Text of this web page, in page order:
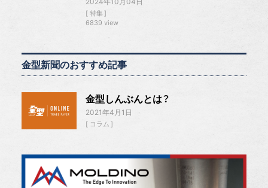
特集
6839 view
金型新聞のおすすめ記事
金型しんぶんとは？
2021年4月1日
コラム